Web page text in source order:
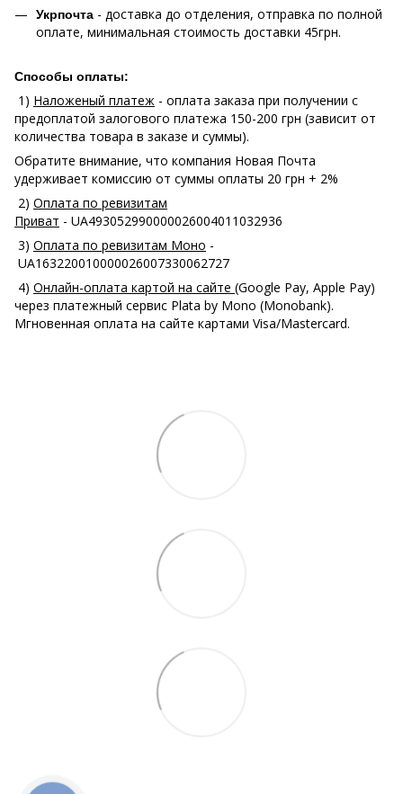
Укрпочта - доставка до отделения, отправка по полной
оплате, минимальная стоимость доставки 45грн.
Способы оплаты:
1) Наложеный платеж - оплата заказа при получении с
предоплатой залогового платежа 150-200 грн (зависит от
количества товара в заказе и суммы).
Обратите внимание, что компания Новая Почта
удерживает комиссию от суммы оплаты 20 грн + 2%
2) Оплата по ревизитам
Приват - UA493052990000026004011032936
3) Оплата по ревизитам Моно -
UA163220010000026007330062727
4) Онлайн-оплата картой на сайте (Google Pay, Apple Pay)
через платежный сервис Plata by Mono (Monobank).
Мгновенная оплата на сайте картами Visa/Mastercard.